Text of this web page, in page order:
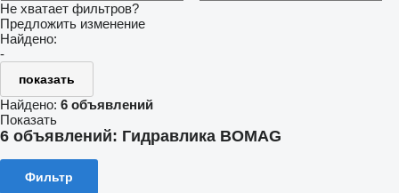
Не хватает фильтров?
Предложить изменение
Найдено:
-
показать
Найдено: 6 объявлений
Показать
6 объявлений: Гидравлика BOMAG
Фильтр